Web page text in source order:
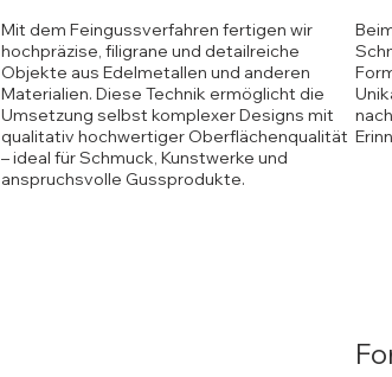
Mit dem Feingussverfahren fertigen wir
hochpräzise, filigrane und detailreiche
Objekte aus Edelmetallen und anderen
Materialien. Diese Technik ermöglicht die
Umsetzung selbst komplexer Designs mit
qualitativ hochwertiger Oberflächenqualität
– ideal für Schmuck, Kunstwerke und
anspruchsvolle Gussprodukte.